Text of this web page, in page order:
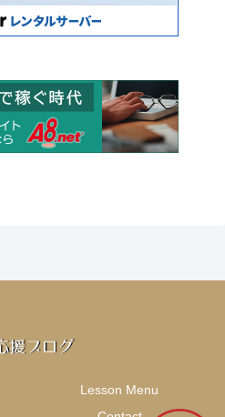
Lesson Menu